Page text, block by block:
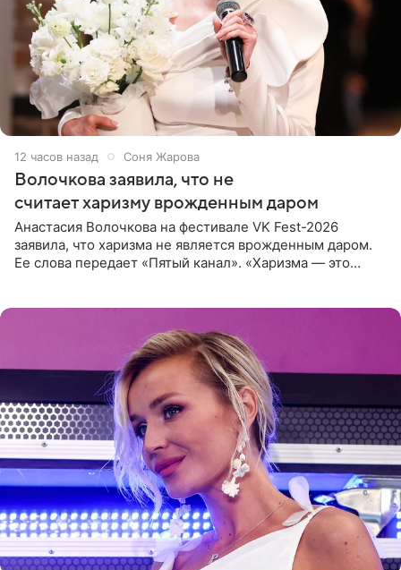
12 часов назад Соня Жарова
Волочкова заявила, что не
считает харизму врожденным даром
Анастасия Волочкова на фестивале VK Fest-2026
заявила, что харизма не является врожденным даром.
Ее слова передает «Пятый канал». «Харизма — это